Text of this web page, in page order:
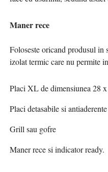
Maner rece
Foloseste oricand produsul in
izolat termic care nu permite
Placi XL de dimensiunea 28
Placi detasabile si antiaderente
Grill sau gofre
Maner rece si indicator ready.